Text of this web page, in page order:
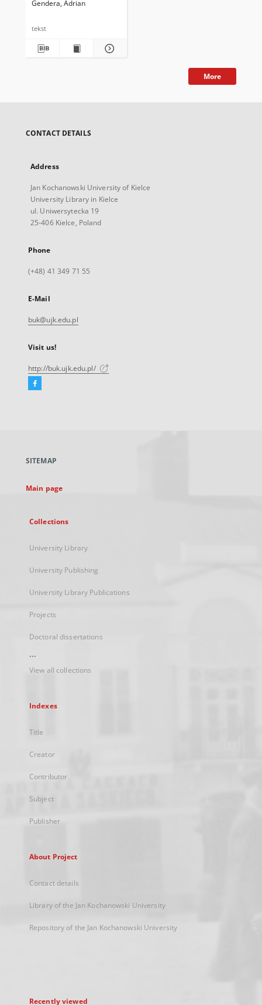
powojnia. Studium
Gendera, Adrian
tekst
More
CONTACT DETAILS
Address
Jan Kochanowski University of Kielce
University Library in Kielce
ul. Uniwersytecka 19
25-406 Kielce, Poland
Phone
(+48) 41 349 71 55
E-Mail
buk@ujk.edu.pl
Visit us!
http://buk.ujk.edu.pl/
Facebook
new
SITEMAP
Main page
Collections
University Library
University Publishing
University Library Publications
Projects
Doctoral dissertations
...
View all collections
Indexes
Title
Creator
Contributor
Subject
Publisher
About Project
Contact details
Library of the Jan Kochanowski University
Repository of the Jan Kochanowski University
Recently viewed